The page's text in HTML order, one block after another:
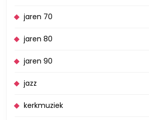
jaren 70
jaren 80
jaren 90
jazz
kerkmuziek